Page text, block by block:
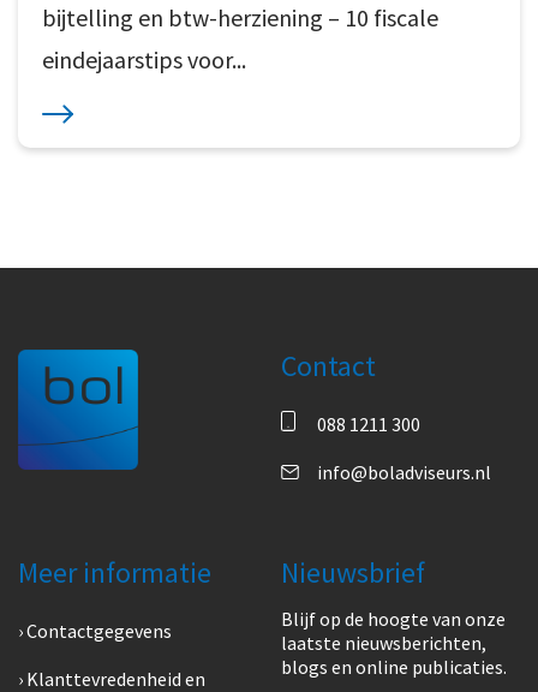
bijtelling en btw-herziening – 10 fiscale
eindejaarstips voor...
Contact
088 1211 300
info@boladviseurs.nl
Meer informatie
Contactgegevens
Klanttevredenheid en
Nieuwsbrief
Blijf op de hoogte van onze
laatste nieuwsberichten,
blogs en online publicaties.